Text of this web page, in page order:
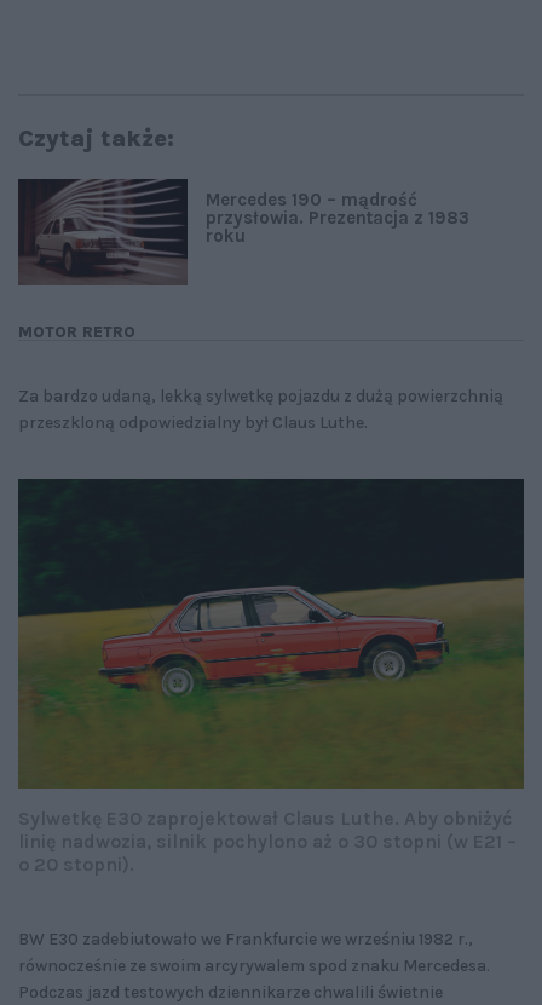
Czytaj także:
MOTOR RETRO
Mercedes 190 – mądrość
przysłowia. Prezentacja z 1983
roku
Za bardzo udaną, lekką sylwetkę pojazdu z dużą powierzchnią
przeszkloną odpowiedzialny był Claus Luthe.
BW E30 zadebiutowało we Frankfurcie we wrześniu 1982 r.,
równocześnie ze swoim arcyrywalem spod znaku Mercedesa.
Podczas jazd testowych dziennikarze chwalili świetnie